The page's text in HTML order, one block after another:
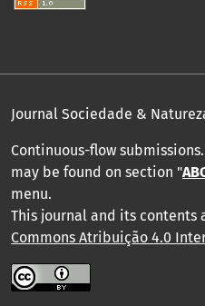
Journal Sociedade &
Continuous-flow
may be found on section "
menu.
This journal and its contents
Commons Atribuição 4.0